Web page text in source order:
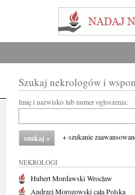
Szukaj nekrologów i
Imię i nazwisko lub numer ogłoszenia:
+ szukanie
NEKROLOGI
Hubert MordawskiWrocław
Andrzej Morozowskicała Polska